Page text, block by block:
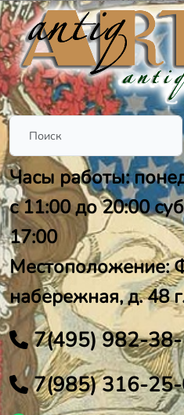
Часы работы:
с 11:00 до 20:00
17:00
Местоположение:
набережная, д. 48
7(495) 982-
7(985) 316-